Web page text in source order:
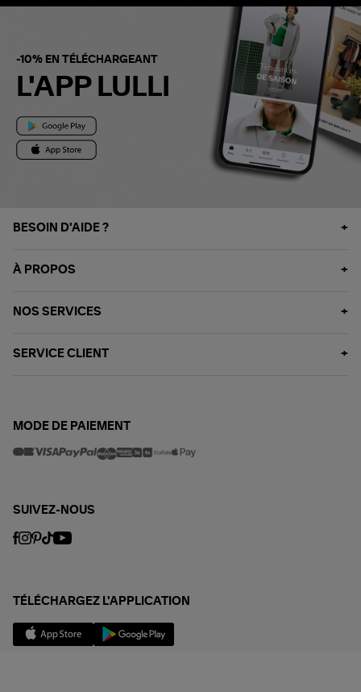
-10% EN TÉLÉCHARGEANT
L'APP LULLI
BESOIN D'AIDE ?
À PROPOS
NOS SERVICES
SERVICE CLIENT
MODE DE PAIEMENT
SUIVEZ-NOUS
TÉLÉCHARGEZ L'APPLICATION